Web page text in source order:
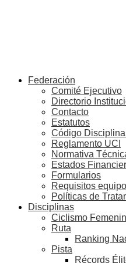
Federación
Comité Ejecutivo
Directorio
Contacto
Estatutos
Código
Reglamento UCI
Normativa
Estados
Formularios
Requisitos
Políticas de
Disciplinas
Ciclismo
Ruta
Ranking
Pista
Récords